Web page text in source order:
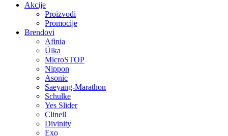
Akcije
Proizvodi
Promocije
Brendovi
Afinia
Ülka
MicroSTOP
Nippon
Asonic
Saeyang-Marathon
Schulke
Yes Slider
Clinell
Divinity
Exo